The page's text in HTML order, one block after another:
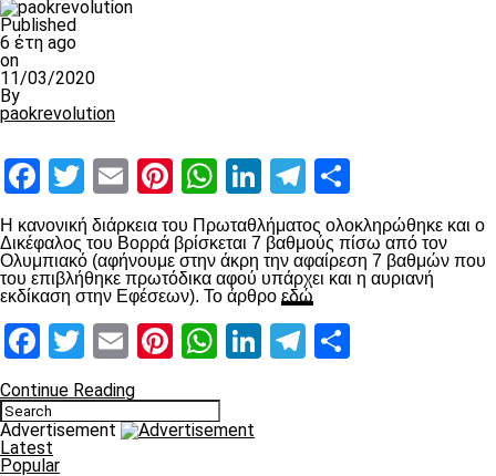
Published
6 έτη ago
on
11/03/2020
By
paokrevolution
Facebook
Twitter
EmailPinterest
WhatsApp
LinkedIn
Telegram
Η κανονική διάρκεια του Πρωταθλήματος ολοκληρώθηκε και ο
Δικέφαλος του Βορρά βρίσκεται 7 βαθμούς πίσω από τον
Ολυμπιακό (αφήνουμε στην άκρη την αφαίρεση 7 βαθμών που
του επιβλήθηκε πρωτόδικα αφού υπάρχει και η αυριανή
εκδίκαση στην Εφέσεων). Το άρθρο εδώ
Facebook
Twitter
EmailPinterest
WhatsApp
LinkedIn
Telegram
Continue Reading
Advertisement
Latest
Popular